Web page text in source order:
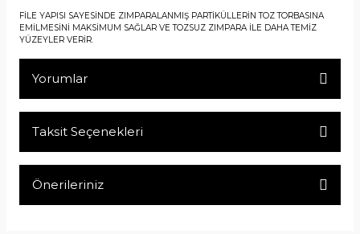
FİLE YAPISI SAYESİNDE ZIMPARALANMIŞ PARTİKÜLLERİN TOZ TORBASINA
EMİLMESİNİ MAKSİMUM SAĞLAR VE TOZSUZ ZIMPARA İLE DAHA TEMİZ
YÜZEYLER VERİR.
Yorumlar
Taksit Seçenekleri
Önerileriniz